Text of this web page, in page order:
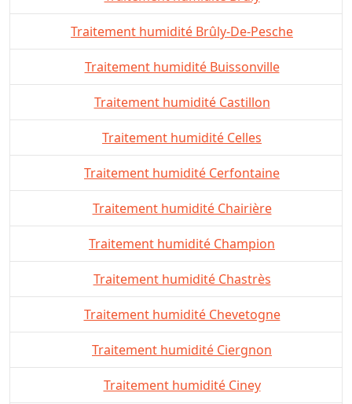
Traitement humidité Brûly-De-Pesche
Traitement humidité Buissonville
Traitement humidité Castillon
Traitement humidité Celles
Traitement humidité Cerfontaine
Traitement humidité Chairière
Traitement humidité Champion
Traitement humidité Chastrès
Traitement humidité Chevetogne
Traitement humidité Ciergnon
Traitement humidité Ciney